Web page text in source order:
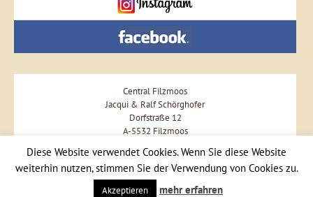
Central Filzmoos
Jacqui & Ralf Schörghofer
Dorfstraße 12
A-5532 Filzmoos
Send Email
Diese Website verwendet Cookies. Wenn Sie diese Website
weiterhin nutzen, stimmen Sie der Verwendung von Cookies zu.
Akzeptieren mehr erfahren